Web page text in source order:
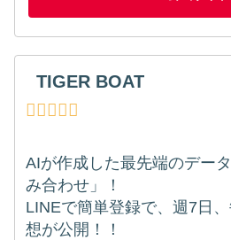
TIGER BOAT
AIが作成した最先端のデー
み合わせ」！
LINEで簡単登録で、週7日
想が公開！！